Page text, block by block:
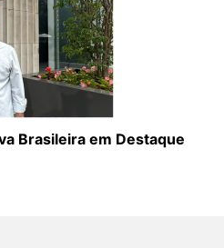
Brasileira em Destaque